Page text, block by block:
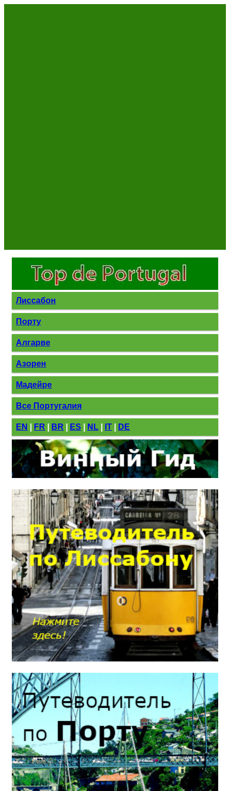
Лиссабон
Порту
Алгарве
Азорен
Мадейре
Все Португалия
EN FR BR ES NL IT DE